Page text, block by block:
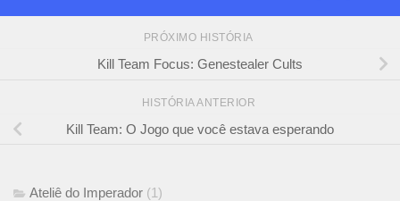
PRÓXIMO HISTÓRIA
Kill Team Focus: Genestealer Cults
HISTÓRIA ANTERIOR
Kill Team: O Jogo que você estava esperando
Ateliê do Imperador (1)